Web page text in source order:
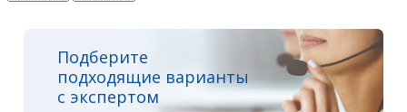
Подберите
подходящие варианты
с экспертом